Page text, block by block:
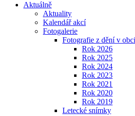
Aktuálně
Aktuality
Kalendář akcí
Fotogalerie
Fotografie z dění v obci
Rok 2026
Rok 2025
Rok 2024
Rok 2023
Rok 2021
Rok 2020
Rok 2019
Letecké snímky